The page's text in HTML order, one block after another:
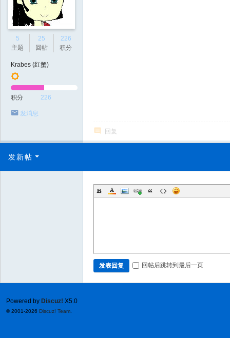
5
主题
25
回帖
226
积分
Krabes (红蟹)
积分 226
发消息
回复
发新帖
发表回复 回帖后跳转到最后一页
Powered by Discuz! X5.0
© 2001-2026 Discuz! Team